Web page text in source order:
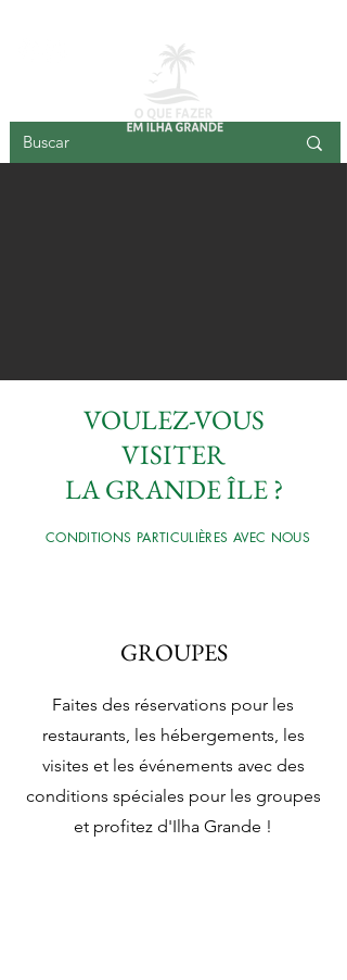
VOULEZ-VOUS
VISITER
LA GRANDE ÎLE ?
CONDITIONS PARTICULIÈRES AVEC NOUS
GROUPES
Faites des réservations pour les
restaurants, les hébergements, les
visites et les événements avec des
conditions spéciales pour les groupes
et profitez d'Ilha Grande !